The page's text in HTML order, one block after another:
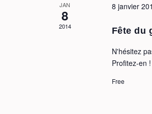
JAN
8
2014
8 janvier
Fête du
N'hésitez
Profitez-en !
Free